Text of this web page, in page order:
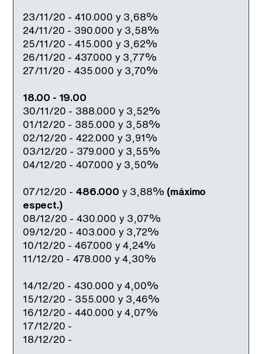
23/11/20 - 410.000 y 3,68%
24/11/20 - 390.000 y 3,58%
25/11/20 - 415.000 y 3,62%
26/11/20 - 437.000 y 3,77%
27/11/20 - 435.000 y 3,70%
18.00 - 19.00
30/11/20 - 388.000 y 3,52%
01/12/20 - 385.000 y 3,58%
02/12/20 - 422.000 y 3,91%
03/12/20 - 379.000 y 3,55%
04/12/20 - 407.000 y 3,50%
07/12/20 -486.000 y 3,88% (máximo
espect.)
08/12/20 - 430.000 y 3,07%
09/12/20 - 403.000 y 3,72%
10/12/20 - 467.000 y 4,24%
11/12/20 - 478.000 y 4,30%
14/12/20 - 430.000 y 4,00%
15/12/20 - 355.000 y 3,46%
16/12/20 - 440.000 y 4,07%
17/12/20 -
18/12/20 -